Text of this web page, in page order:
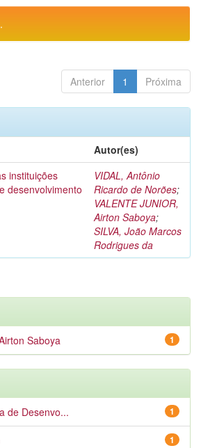
Anterior 1 Próxima
Autor(es)
instituições
desenvolvimento
VIDAL, Antônio
Ricardo de Norões;
VALENTE JUNIOR,
Airton Saboya;
SILVA, João Marcos
Rodrigues da
1
Saboya
1
de Desenvo...
1